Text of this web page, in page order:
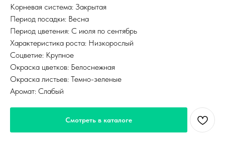
Корневая система: Закрытая
Период посадки: Весна
Период цветения: С июля по сентябрь
Характеристика роста: Низкорослый
Соцветие: Крупное
Окраска цветков: Белоснежная
Окраска листьев: Темно-зеленые
Аромат: Слабый
Смотреть в каталоге